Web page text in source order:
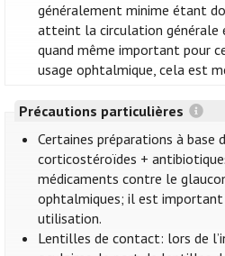
généralement minime étant
atteint la circulation générale
quand même important pour
usage ophtalmique, cela est
Précautions particulières
Certaines préparations à base
corticostéroïdes +
médicaments contre le
ophtalmiques; il est important
utilisation.
Lentilles de contact: lors de